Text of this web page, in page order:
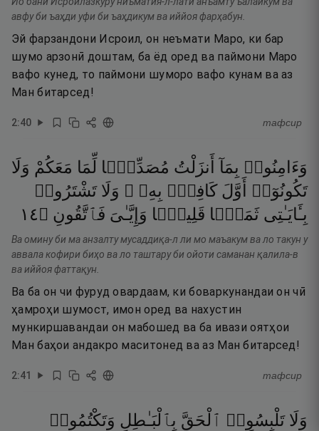
авфу би ъаҳди уфи би ъаҳдикум ва иййоя фарҳабун.
Эй фарзандони Исроил, он неъмати Маро, ки бар
шумо арзонӣ доштам, ба ёд оред ва паймони Маро
вафо кунед, то паймони шуморо вафо кунам ва аз
Ман битарсед!
2:40 тафсир
وَءَامِنُوا۟ بِمَآ أَنزَلْتُ مُصَدِّقًۭا لِّمَا مَعَكُمْ وَلَا
تَكُونُوٓا۟
أَوَّلَ كَافِرٍۭ بِهِۦ ۖ وَلَا تَشْتَرُوا۟
بِـَٔايَـٰتِى ثَمَنًۭا قَلِيلًۭا وَإِيَّـٰىَ فَٱتَّقُونِ ۝٤١
Ва омину би ма анзалту мусаддиқа-л ли мо маъакум ва ло такун у
аввала кофири биҳо ва ло таштару би ойоти саманан қалила-в
ва иййоя фаттақун.
Ва ба он чи фуруд овардаам, ки боваркунандаи он чӣ
ҳамроҳи шумост, имон оред ва нахустин
мункиршавандаи он мабошед ва ба ивази оятҳои
Ман баҳои андакро маситонед ва аз Ман битарсед!
2:41 тафсир
وَلَا تَلْبِسُوا۟ ٱلْحَقَّ بِٱلْبَـٰطِلِ وَتَكْتُمُوا۟